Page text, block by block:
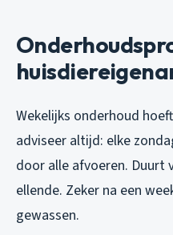
Wekelijks onderhoud
adviseer altijd: elke
door alle afvoeren. Duurt
ellende. Zeker na een
gewassen.